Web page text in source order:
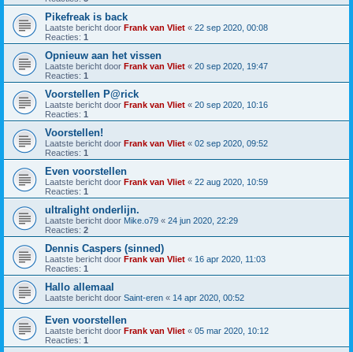
Pikefreak is back
Laatste bericht door Frank van Vliet « 22 sep 2020, 00:08
Reacties: 1
Opnieuw aan het vissen
Laatste bericht door Frank van Vliet « 20 sep 2020, 19:47
Reacties: 1
Voorstellen P@rick
Laatste bericht door Frank van Vliet « 20 sep 2020, 10:16
Reacties: 1
Voorstellen!
Laatste bericht door Frank van Vliet « 02 sep 2020, 09:52
Reacties: 1
Even voorstellen
Laatste bericht door Frank van Vliet « 22 aug 2020, 10:59
Reacties: 1
ultralight onderlijn.
Laatste bericht door Mike.o79 « 24 jun 2020, 22:29
Reacties: 2
Dennis Caspers (sinned)
Laatste bericht door Frank van Vliet « 16 apr 2020, 11:03
Reacties: 1
Hallo allemaal
Laatste bericht door Saint-eren « 14 apr 2020, 00:52
Even voorstellen
Laatste bericht door Frank van Vliet « 05 mar 2020, 10:12
Reacties: 1